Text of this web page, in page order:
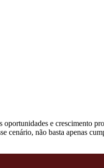
e crescimento
cenário, não basta apenas